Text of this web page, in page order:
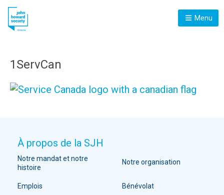
Menu
1ServCan
À propos de la SJH
Notre mandat et notre
histoire
Notre organisation
Emplois Bénévolat